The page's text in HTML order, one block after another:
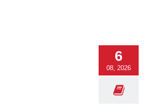
6
08, 2026